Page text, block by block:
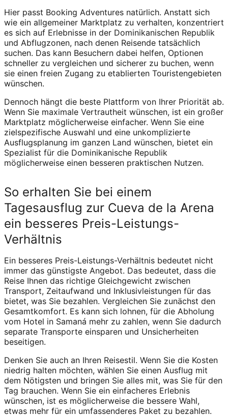
Hier passt Booking Adventures natürlich. Anstatt sich
wie ein allgemeiner Marktplatz zu verhalten, konzentriert
es sich auf Erlebnisse in der Dominikanischen Republik
und Abflugzonen, nach denen Reisende tatsächlich
suchen. Das kann Besuchern dabei helfen, Optionen
schneller zu vergleichen und sicherer zu buchen, wenn
sie einen freien Zugang zu etablierten Touristengebieten
wünschen.
Dennoch hängt die beste Plattform von Ihrer Priorität ab.
Wenn Sie maximale Vertrautheit wünschen, ist ein großer
Marktplatz möglicherweise einfacher. Wenn Sie eine
zielspezifische Auswahl und eine unkomplizierte
Ausflugsplanung im ganzen Land wünschen, bietet ein
Spezialist für die Dominikanische Republik
möglicherweise einen besseren praktischen Nutzen.
So erhalten Sie bei einem
Tagesausflug zur Cueva de la Arena
ein besseres Preis-Leistungs-
Verhältnis
Ein besseres Preis-Leistungs-Verhältnis bedeutet nicht
immer das günstigste Angebot. Das bedeutet, dass die
Reise Ihnen das richtige Gleichgewicht zwischen
Transport, Zeitaufwand und Inklusivleistungen für das
bietet, was Sie bezahlen. Vergleichen Sie zunächst den
Gesamtkomfort. Es kann sich lohnen, für die Abholung
vom Hotel in Samaná mehr zu zahlen, wenn Sie dadurch
separate Transporte einsparen und Unsicherheiten
beseitigen.
Denken Sie auch an Ihren Reisestil. Wenn Sie die Kosten
niedrig halten möchten, wählen Sie einen Ausflug mit
dem Nötigsten und bringen Sie alles mit, was Sie für den
Tag brauchen. Wenn Sie ein einfacheres Erlebnis
wünschen, ist es möglicherweise die bessere Wahl,
etwas mehr für ein umfassenderes Paket zu bezahlen.